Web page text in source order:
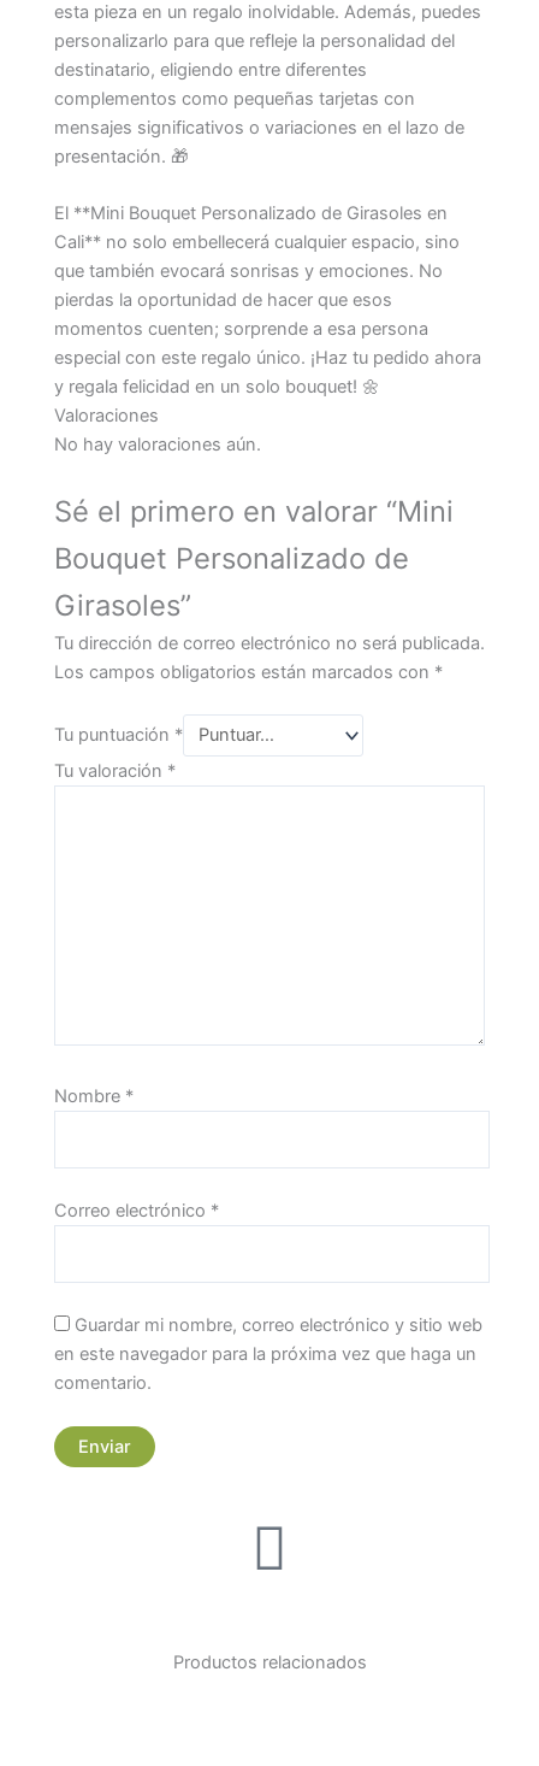
esta pieza en un regalo inolvidable. Además, puedes
personalizarlo para que refleje la personalidad del
destinatario, eligiendo entre diferentes
complementos como pequeñas tarjetas con
mensajes significativos o variaciones en el lazo de
presentación. 🎁
El **Mini Bouquet Personalizado de Girasoles en
Cali** no solo embellecerá cualquier espacio, sino
que también evocará sonrisas y emociones. No
pierdas la oportunidad de hacer que esos
momentos cuenten; sorprende a esa persona
especial con este regalo único. ¡Haz tu pedido ahora
y regala felicidad en un solo bouquet! 🌼
Valoraciones
No hay valoraciones aún.
Sé el primero en valorar “Mini
Bouquet Personalizado de
Girasoles”
Tu dirección de correo electrónico no será publicada.
Los campos obligatorios están marcados con *
Tu puntuación *
Tu valoración *
Nombre *
Correo electrónico *
Guardar mi nombre, correo electrónico y sitio web
en este navegador para la próxima vez que haga un
comentario.
Productos relacionados